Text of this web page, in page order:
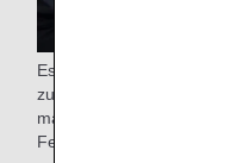
Es steht eine große
zur Verfügung, die Ihre
macht. Wählen Sie aus
Fernsehserien, Musik,